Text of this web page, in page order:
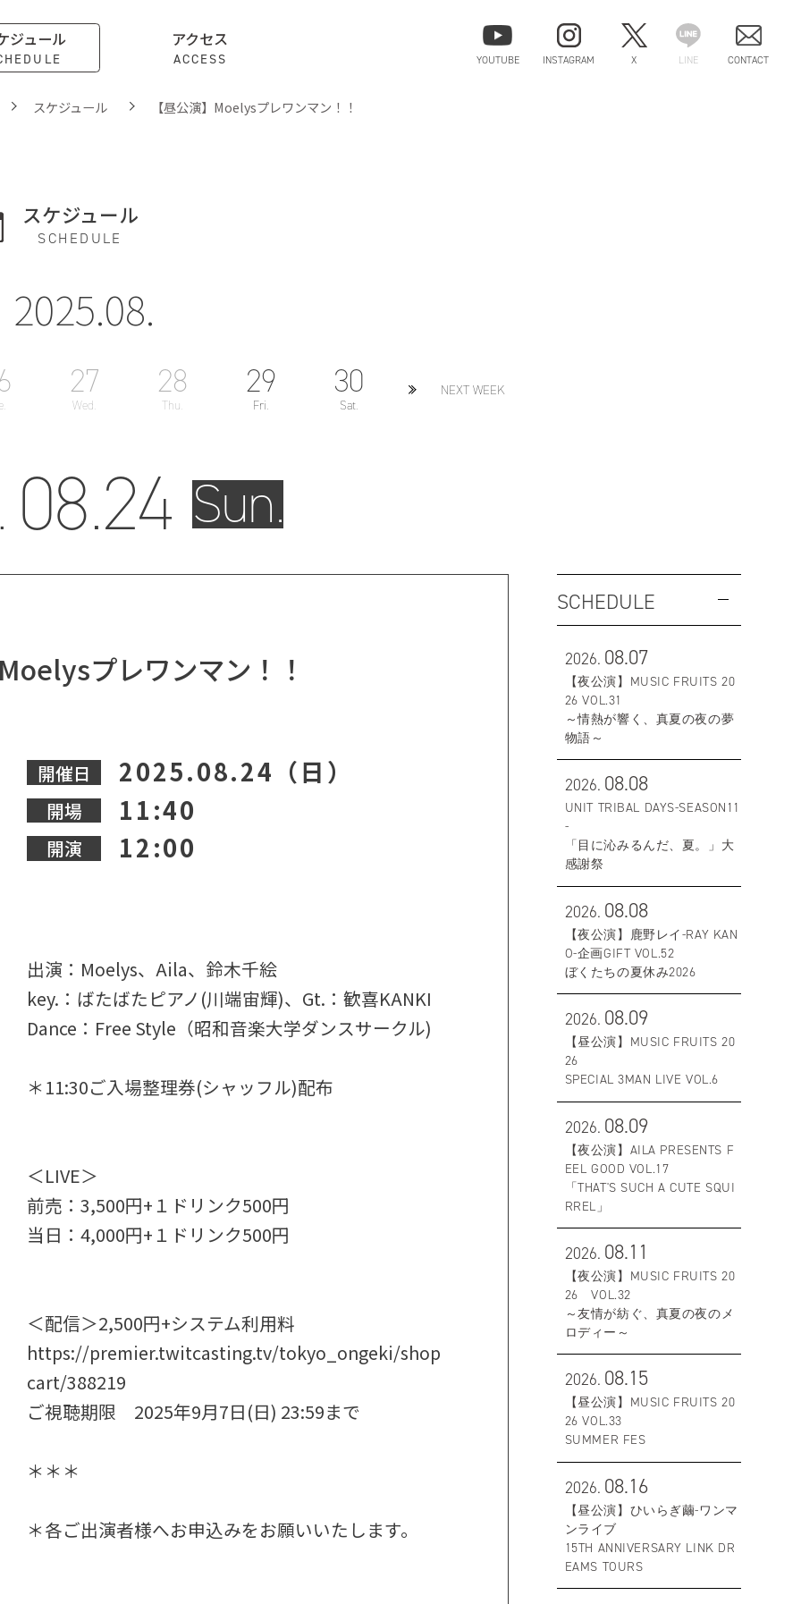
ジュール アクセス
ACCESS YOUTUBE INSTAGRAM X LINE CONTACT
スケジュール 【昼公演】Moelysプレワンマン！！
スケジュール
SCHEDULE
2025.08.
27
Wed.
28
Thu.
29
Fri.
30
Sat.
NEXT WEEK
08.24 Sun.
プレワンマン！！
開催日 2025.08.24（日）
開場 11:40
開演 12:00
出演：Moelys、Aila、鈴木千絵
key.：ばたばたピアノ(川端宙輝)、Gt.：歓喜KANKI
Dance：Free Style（昭和音楽大学ダンスサークル)
＊11:30ご入場整理券(シャッフル)配布
＜LIVE＞
前売：3,500円+１ドリンク500円
当日：4,000円+１ドリンク500円
＜配信＞2,500円+システム利用料
https://premier.twitcasting.tv/tokyo_ongeki/shop
cart/388219
ご視聴期限 2025年9月7日(日) 23:59まで
＊＊＊
＊各ご出演者様へお申込みをお願いいたします。
SCHEDULE
2026. 08.07
【夜公演】MUSIC FRUITS 20
26 VOL.31
～情熱が響く、真夏の夜の夢
物語～
2026. 08.08
UNIT TRIBAL DAYS-SEASON11
-
「目に沁みるんだ、夏。」大
感謝祭
2026. 08.08
【夜公演】鹿野レイ-RAY KAN
O-企画GIFT VOL.52
ぼくたちの夏休み2026
2026. 08.09
【昼公演】MUSIC FRUITS 20
26
SPECIAL 3MAN LIVE VOL.6
2026. 08.09
【夜公演】AILA PRESENTS F
EEL GOOD VOL.17
「THAT'S SUCH A CUTE SQUI
RREL」
2026. 08.11
【夜公演】MUSIC FRUITS 20
26 VOL.32
～友情が紡ぐ、真夏の夜のメ
ロディー～
2026. 08.15
【昼公演】MUSIC FRUITS 20
26 VOL.33
SUMMER FES
2026. 08.16
【昼公演】ひいらぎ繭-ワンマ
ンライブ
15TH ANNIVERSARY LINK DR
EAMS TOURS